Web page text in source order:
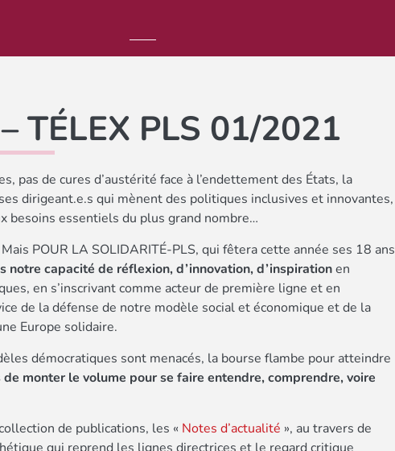
TÉLEX PLS 01/2021
pas de cures d’austérité face à l’endettement des États, la
dirigeant.e.s qui mènent des politiques inclusives et innovantes,
besoins essentiels du plus grand nombre…
POUR LA SOLIDARITÉ-PLS, qui fêtera cette année ses 18 ans
notre capacité de réflexion, d’innovation, d’inspirationen
en s’inscrivant comme acteur de première ligne et en
de la défense de notre modèle social et économique et de la
Europe solidaire.
démocratiques sont menacés, la bourse flambe pour atteindre
monter le volume pour se faire entendre, comprendre, voire
de publications, les « Notes d’actualité », au travers de